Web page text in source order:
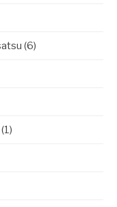
(6)
(1)